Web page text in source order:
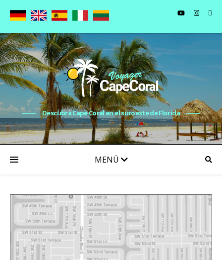
Descubra Cape Coral en el suroeste de Florida